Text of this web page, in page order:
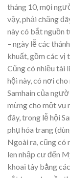
tháng 10, mọi
vậy, phải chăng
này có bắt nguồn
– ngày lễ các
khuất, gồm các vị
Cũng có nhiều tài
hội này, có nơi
Samhain của
mừng cho một vụ
đây, trong lễ hội
phụ hóa trang
Ngoài ra, cũng có
len nhập cư đến
khoai tây bằng